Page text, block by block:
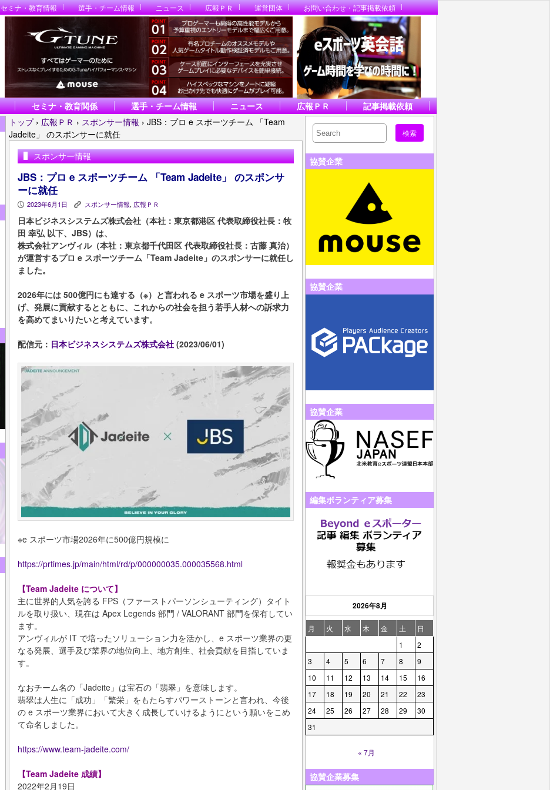
セミナ・教育情報 選手・チーム情報 ニュース 広報ＰＲ 運営団体 お問い合わせ・記事掲載依頼
セミナ・教育関係 選手・チーム情報 ニュース 広報ＰＲ
記事掲載依頼
トップ › 広報ＰＲ › スポンサー情報 › JBS：プロ e スポーツチーム 「Team
Jadeite」 のスポンサーに就任
スポンサー情報
JBS：プロ e スポーツチーム 「Team Jadeite」 のスポンサ
ーに就任
P 2023年6月1日 K スポンサー情報, 広報ＰＲ
日本ビジネスシステムズ株式会社（本社：東京都港区 代表取締役社長：牧
田 幸弘 以下、JBS）は、
株式会社アンヴィル（本社：東京都千代田区 代表取締役社長：古藤 真治）
が運営するプロ e スポーツチーム「Team Jadeite」のスポンサーに就任し
ました。
2026年には 500億円にも達する（※）と言われる e スポーツ市場を盛り上
げ、発展に貢献するとともに、これからの社会を担う若手人材への訴求力
を高めてまいりたいと考えています。
配信元： 日本ビジネスシステムズ株式会社 (2023/06/01)
※e スポーツ市場2026年に500億円規模に
https://prtimes.jp/main/html/rd/p/000000035.000035568.html
【Team Jadeite について】
主に世界的⼈気を誇る FPS（ファーストパーソンシューティング）タイト
ルを取り扱い、現在は Apex Legends 部⾨ / VALORANT 部⾨を保有してい
ます。
アンヴィルが IT で培ったソリューション⼒を活かし、e スポーツ業界の更
なる発展、選⼿及び業界の地位向上、地⽅創⽣、社会貢献を⽬指していま
す。
なおチーム名の「Jadeite」は宝石の「翡翠」を意味します。
翡翠は人生に「成功」「繁栄」をもたらすパワーストーンと言われ、今後
の e スポーツ業界において大きく成長していけるようにという願いをこめ
て命名しました。
https://www.team-jadeite.com/
【Team Jadeite 成績】
2022年2月19日
協賛企業
協賛企業
協賛企業
編集ボランティア募集
2026年8月
月 火 水 木 金 土
日
1
2
3
4 5 6 7 8
9
10
11 12 13 14 15
16
17
18 19 20 21 22
23
24
25 26 27 28 29
30
31
« 7月
協賛企業募集